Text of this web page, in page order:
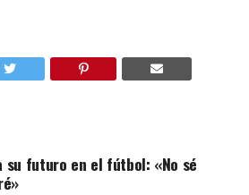
su futuro en el fútbol: «No sé